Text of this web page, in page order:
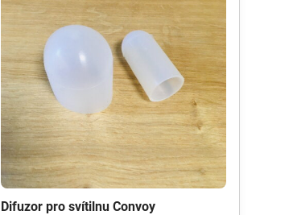
Difuzor pro svítilnu Convoy